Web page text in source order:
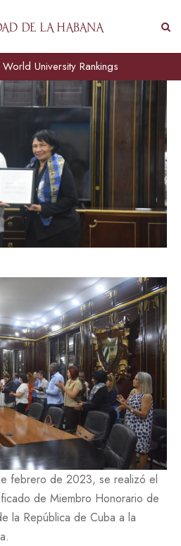
University Rankings
febrero de 2023, se realizó el
de Miembro Honorario de
la República de Cuba a la